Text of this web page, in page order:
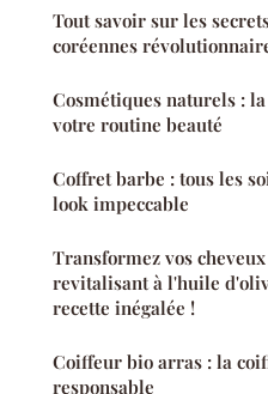
Tout savoir sur les
coréennes
Cosmétiques naturels :
votre routine beauté
Coffret barbe : tous les
look impeccable
Transformez vos
revitalisant à l'huile
recette inégalée !
Coiffeur bio arras : la
responsable